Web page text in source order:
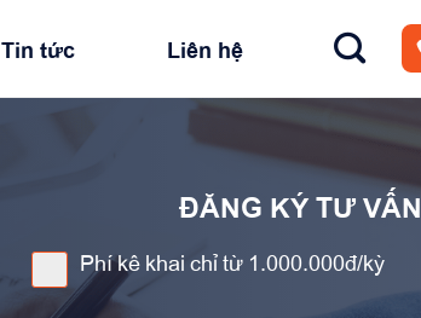
Tin tức Liên hệ
ĐĂNG KÝ TƯ VẤN
Phí kê khai chỉ từ 1.000.000đ/kỳ